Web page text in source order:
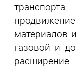
материалов
газовой и